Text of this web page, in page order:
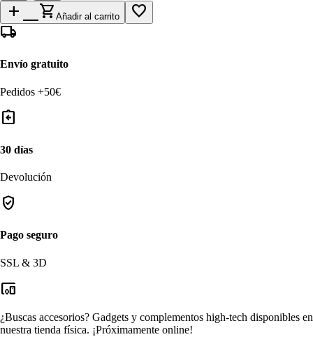
add_shopping_cart Añadir al carrito
favorite_border
local_shipping
Envío gratuito
Pedidos +50€
assignment_return
30 días
Devolución
verified_user
Pago seguro
SSL & 3D
devices_other
¿Buscas accesorios? Gadgets y complementos high-tech disponibles en
nuestra tienda física. ¡Próximamente online!